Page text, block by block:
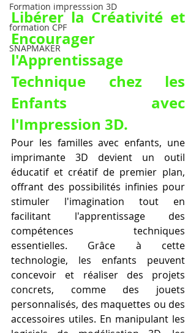
Formation impresssion 3D
formation CPF
SNAPMAKER
Libérer la Créativité et
Encourager
l'Apprentissage
Technique chez les
Enfants avec
l'Impression 3D.
Pour les familles avec enfants, une
imprimante 3D devient un outil
éducatif et créatif de premier plan,
offrant des possibilités infinies pour
stimuler l'imagination tout en
facilitant l'apprentissage des
compétences techniques
essentielles. Grâce à cette
technologie, les enfants peuvent
concevoir et réaliser des projets
concrets, comme des jouets
personnalisés, des maquettes ou des
accessoires utiles. En manipulant les